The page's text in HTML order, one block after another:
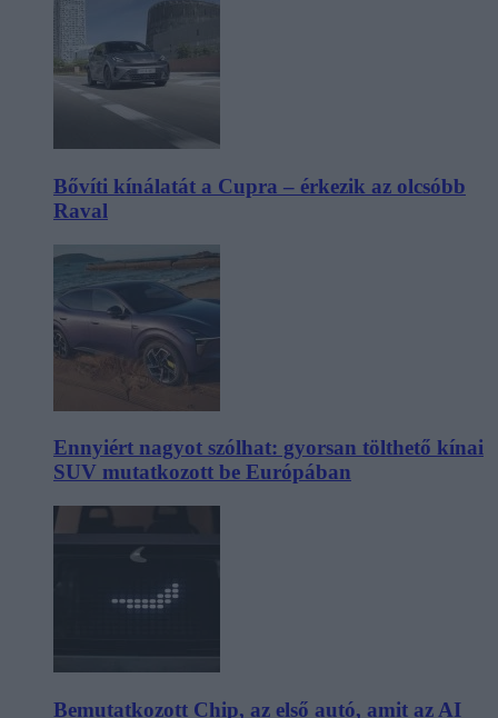
Bővíti kínálatát a Cupra – érkezik az olcsóbb
Raval
Ennyiért nagyot szólhat: gyorsan tölthető kínai
SUV mutatkozott be Európában
Bemutatkozott Chip, az első autó, amit az AI